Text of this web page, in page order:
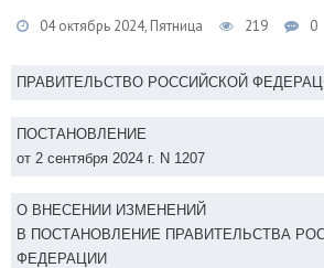
04 октябрь 2024, Пятница 219 0
ПРАВИТЕЛЬСТВО РОССИЙСКОЙ
ПОСТАНОВЛЕНИЕ
от 2 сентября 2024 г. N 1207
О ВНЕСЕНИИ ИЗМЕНЕНИЙ
В ПОСТАНОВЛЕНИЕ ПРАВИТЕЛЬСТВА
ФЕДЕРАЦИИ